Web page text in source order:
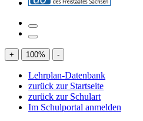
+ 100% -
Lehrplan-Datenbank
zurück zur Startseite
zurück zur Schulart
Im Schulportal anmelden